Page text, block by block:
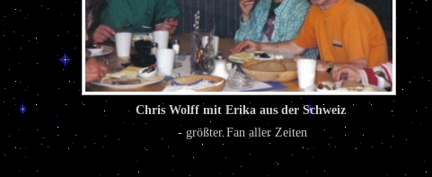
Chris Wolff mit Erika aus der Schweiz
- größter Fan aller Zeiten